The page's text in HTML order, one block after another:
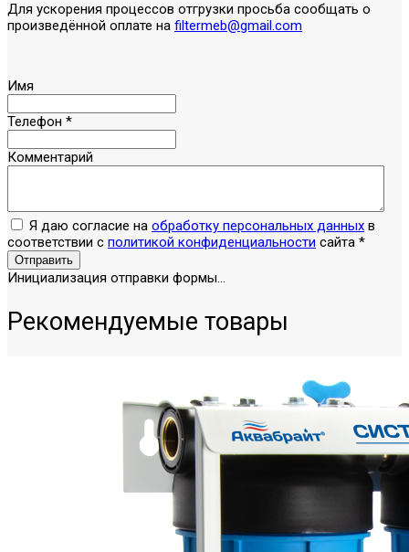
Для ускорения процессов отгрузки просьба сообщать о
произведённой оплате на filtermeb@gmail.com
Имя
Телефон *
Комментарий
Я даю согласие на обработку персональных данных в
соответствии с политикой конфиденциальности сайта *
Отправить
Инициализация отправки формы...
Рекомендуемые товары